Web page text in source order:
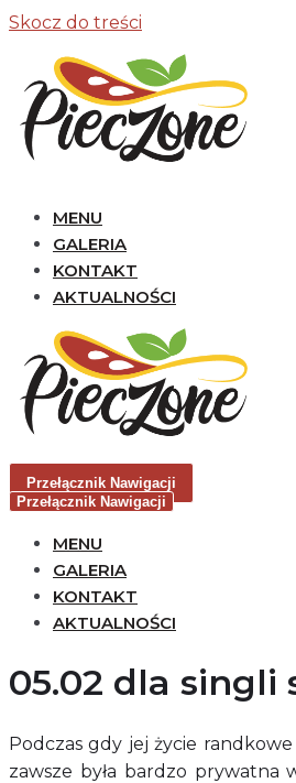
Skocz do treści
MENU
GALERIA
KONTAKT
AKTUALNOŚCI
Przełącznik Nawigacji
Przełącznik Nawigacji
MENU
GALERIA
KONTAKT
AKTUALNOŚCI
05.02 dla
Podczas gdy jej życie
zawsze była bardzo prywatna